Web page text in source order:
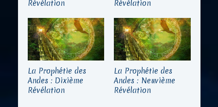
Révélation
Révélation
La Prophétie des
Andes : Dixième
Révélation
La Prophétie des
Andes : Neuvième
Révélation